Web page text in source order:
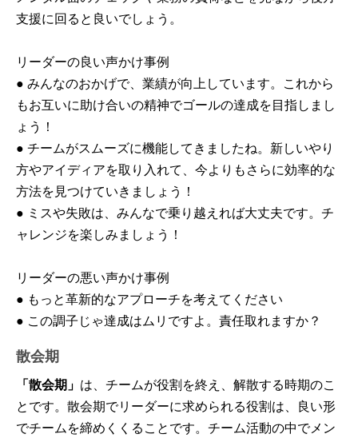
支援に回ると良いでしょう。
リーダーの良い声かけ事例
● みんなのおかげで、業績が向上しています。これから
もお互いに助け合いの精神でゴールの達成を目指しまし
ょう！
● チームがスムーズに機能してきましたね。新しいやり
方やアイディアを取り入れて、今よりもさらに効率的な
方法を見つけていきましょう！
● ミスや失敗は、みんなで乗り越えれば大丈夫です。チ
ャレンジを楽しみましょう！
リーダーの悪い声かけ事例
● もっと革新的なアプローチを考えてください
● この調子じゃ達成はムリですよ。責任取れますか？
散会期
「散会期」 は、チームが役割を終え、解散する時期のこ
とです。散会期でリーダーに求められる役割は、良い形
でチームを締めくくることです。チーム活動の中でメン